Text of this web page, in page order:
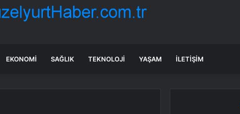
EKONOMI SAĞLIK TEKNOLOJI YAŞAM İLETIŞIM